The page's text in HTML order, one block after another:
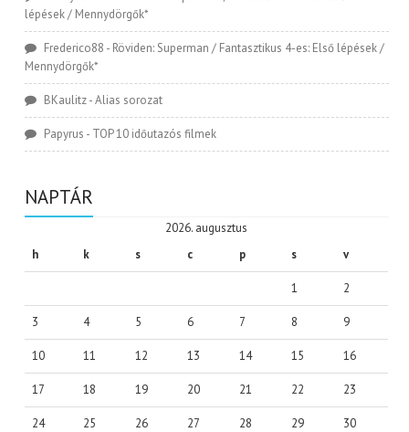
lépések / Mennydörgők*
Frederico88 - Röviden: Superman / Fantasztikus 4-es: Első lépések /
Mennydörgők*
BKaulitz-Alias sorozat
Papyrus - TOP 10 időutazós filmek
NAPTÁR
2026. augusztus
h
k s c p s v
1 2
3 4 5 6 7 8 9
10 11 12 13 14 15 16
17 18 19 20 21 22 23
24 25 26 27 28 29 30